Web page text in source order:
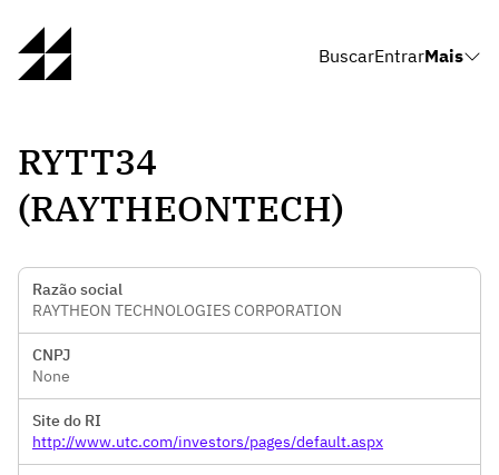
BuscarEntrarMais
RYTT34
(RAYTHEONTECH)
Razão social
RAYTHEON TECHNOLOGIES CORPORATION
CNPJ
None
Site do RI
http://www.utc.com/investors/pages/default.aspx